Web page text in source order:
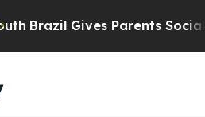
Brazil Gives Parents Social